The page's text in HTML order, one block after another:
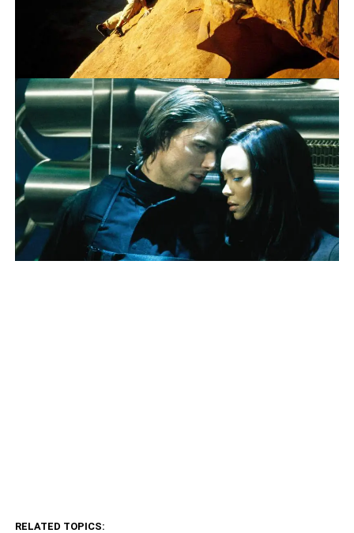
RELATED TOPICS: